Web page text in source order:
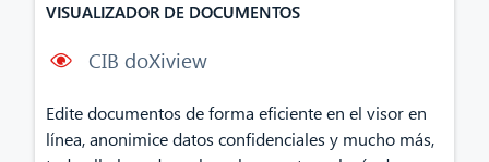
VISUALIZADOR DE DOCUMENTOS
CIB doXiview
Edite documentos de forma eficiente en el visor en
línea, anonimice datos confidenciales y mucho más,